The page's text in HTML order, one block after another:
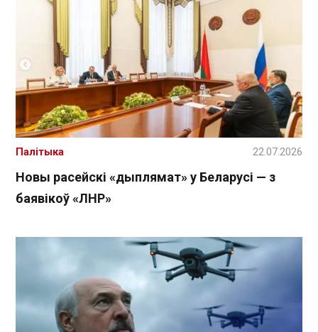
Новы расейскі «дыплямат» у Беларусі — з
баявікоў «ЛНР»
Палітыка 22.07.2026